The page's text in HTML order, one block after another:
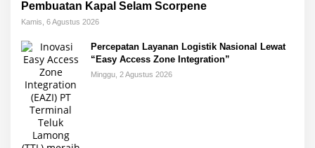
Pembuatan Kapal Selam Scorpene
Kamis, 6 Agustus 2026
Percepatan Layanan Logistik Nasional Lewat
“Easy Access Zone Integration”
Minggu, 2 Agustus 2026